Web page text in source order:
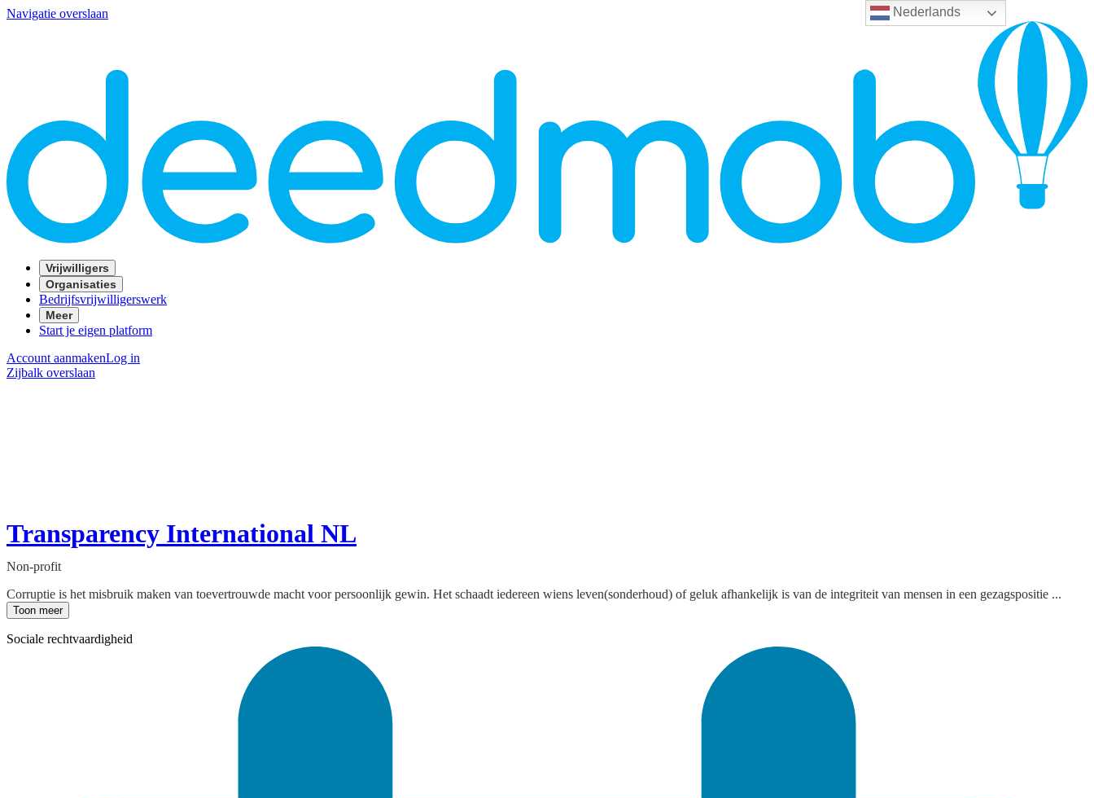
Nederlands
Navigatie overslaan
Vrijwilligers
Organisaties
Bedrijfsvrijwilligerswerk
Meer
Start je eigen platform
Account aanmakenLog in
Zijbalk overslaan
Transparency International NL
Non-profit
Corruptie is het misbruik maken van toevertrouwde macht voor persoonlijk gewin. Het schaadt iedereen wiens leven(sonderhoud) of geluk afhankelijk is van de integriteit van mensen in een gezagspositie ...
Toon meer
Sociale rechtvaardigheid